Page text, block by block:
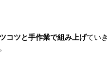
コツと手作業で組み上げてい